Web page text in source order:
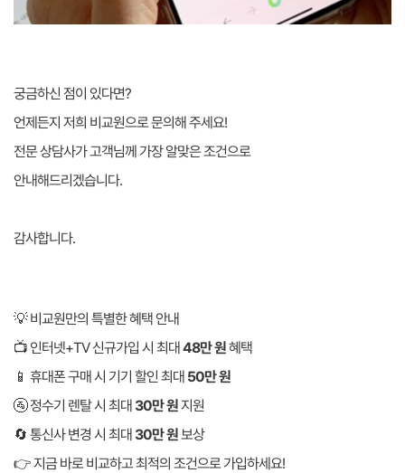
궁금하신 점이 있다면?
언제든지 저희 비교원으로 문의해 주세요!
전문 상담사가 고객님께 가장 알맞은 조건으로
안내해드리겠습니다.
감사합니다.
💡 비교원만의 특별한 혜택 안내
📺 인터넷+TV 신규가입 시 최대48만 원혜택
📱 휴대폰 구매 시 기기 할인 최대 50만 원
🚰 정수기 렌탈 시 최대 30만 원지원
🔄 통신사 변경 시 최대 30만 원보상
👉 지금 바로 비교하고 최적의 조건으로 가입하세요!